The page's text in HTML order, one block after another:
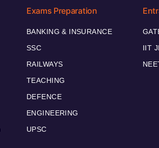
Exams Preparation
BANKING & INSURANCE
SSC
RAILWAYS
TEACHING
DEFENCE
ENGINEERING
UPSC
IIT